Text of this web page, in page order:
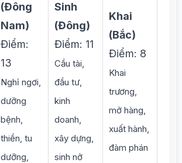
(Đông
Nam)
Điểm:
13
Nghỉ ngơi,
dưỡng
bệnh,
thiền, tu
dưỡng,
Sinh
(Đông)
Điểm: 11
Cầu tài,
đầu tư,
kinh
doanh,
xây dựng,
sinh nở
Khai
(Bắc)
Điểm: 8
Khai
trương,
mở hàng,
xuất hành,
đàm phán